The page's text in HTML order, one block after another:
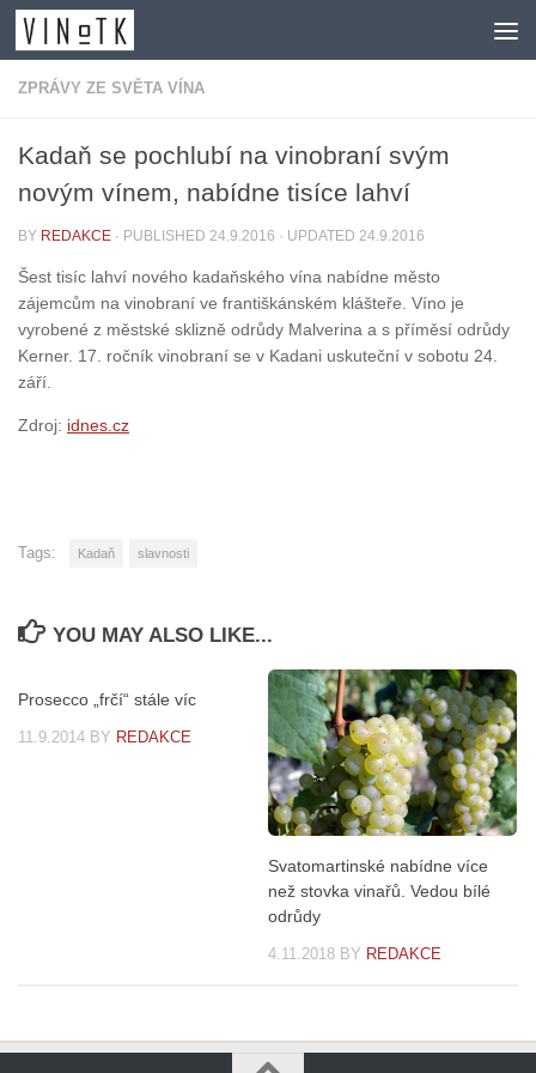
Skip to content
ZPRÁVY ZE SVĚTA VÍNA
Kadaň se pochlubí na vinobraní svým
novým vínem, nabídne tisíce lahví
BY REDAKCE · PUBLISHED 24.9.2016 · UPDATED 24.9.2016
Šest tisíc lahví nového kadaňského vína nabídne město
zájemcům na vinobraní ve františkánském klášteře. Víno je
vyrobené z městské sklizně odrůdy Malverina a s příměsí odrůdy
Kerner. 17. ročník vinobraní se v Kadani uskuteční v sobotu 24.
září.
Zdroj: idnes.cz
Tags: Kadaň slavnosti
YOU MAY ALSO LIKE...
Prosecco „frčí“ stále víc
11.9.2014 BY REDAKCE
Svatomartinské nabídne více
než stovka vinařů. Vedou bílé
odrůdy
4.11.2018 BY REDAKCE